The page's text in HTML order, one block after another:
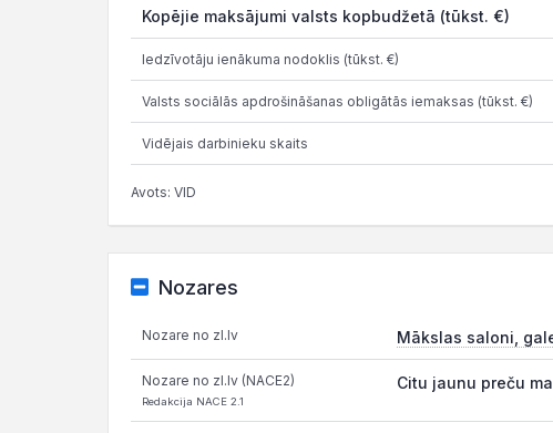
Kopējie maksājumi valsts kopbudžetā (tūkst. €)
Iedzīvotāju ienākuma nodoklis (tūkst. €)
Valsts sociālās apdrošināšanas obligātās iemaksas (tūkst. €)
Vidējais darbinieku skaits
Avots: VID
Nozares
Nozare no zl.lv Mākslas saloni,
Nozare no zl.lv (NACE2)
Redakcija NACE 2.1
Citu jaunu preču